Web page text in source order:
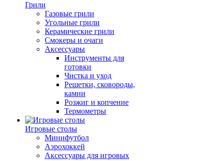
Грили
Газовые грили
Угольные грили
Керамические грили
Смокеры и очаги
Аксессуары
Инструменты для
готовки
Чистка и уход
Решетки, сковороды,
камни
Розжиг и копчение
Термометры
Игровые столы
Минифутбол
Аэрохоккей
Аксессуары для игровых